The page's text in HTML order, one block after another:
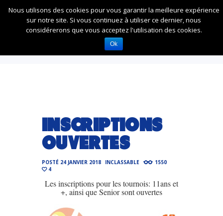
INCLASSABLE
INSCRIPTIONS OUVERTES
INSCRIPTIONS
OUVERTES
POSTÉ 24 JANVIER 2018 INCLASSABLE
1550
4
Les inscriptions pour les tournois: 11ans et
+, ainsi que Senior sont ouvertes
Nous utilisons des cookies pour vous garantir la meilleure expérience
sur notre site. Si vous continuez à utiliser ce dernier, nous
considérerons que vous acceptez l'utilisation des cookies.
Ok